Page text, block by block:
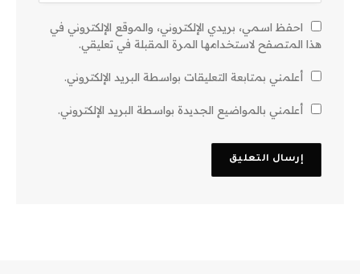
احفظ اسمي، بريدي الإلكتروني، والموقع الإلكتروني في
هذا المتصفح لاستخدامها المرة المقبلة في تعليقي.
أعلمني بمتابعة التعليقات بواسطة البريد الإلكتروني.
أعلمني بالمواضيع الجديدة بواسطة البريد الإلكتروني.